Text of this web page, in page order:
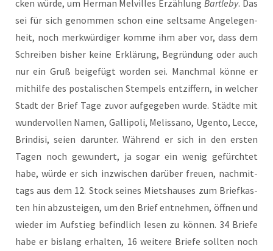
cken wür­de, um Her­man Mel­vil­les Erzäh­lungBart­le­by. Das
sei für sich genom­men schon eine selt­sa­me Ange­le­gen­
heit, noch merk­wür­di­ger kom­me ihm aber vor, dass dem
Schrei­ben bis­her kei­ne Erklä­rung, Begrün­dung oder auch
nur ein Gruß bei­gefügt wor­den sei. Manch­mal kön­ne er
mit­hil­fe des pos­ta­li­schen Stem­pels ent­zif­fern, in wel­cher
Stadt der Brief Tage zuvor auf­ge­ge­ben wur­de. Städ­te mit
wun­der­vol­len Namen, Gal­li­po­li, Melis­s­a­no, Ugen­to, Lec­ce,
Brin­di­si, sei­en dar­un­ter. Wäh­rend er sich in den ers­ten
Tagen noch gewun­dert, ja sogar ein wenig gefürch­tet
habe, wür­de er sich inzwi­schen dar­über freu­en, nach­mit­
tags aus dem 12. Stock sei­nes Miets­hau­ses zum Brief­kas­
ten hin abzu­stei­gen, um den Brief ent­neh­men, öff­nen und
wie­der im Auf­stieg befind­lich lesen zu kön­nen. 34 Brie­fe
habe er bis­lang erhal­ten, 16 wei­te­re Brie­fe soll­ten noch